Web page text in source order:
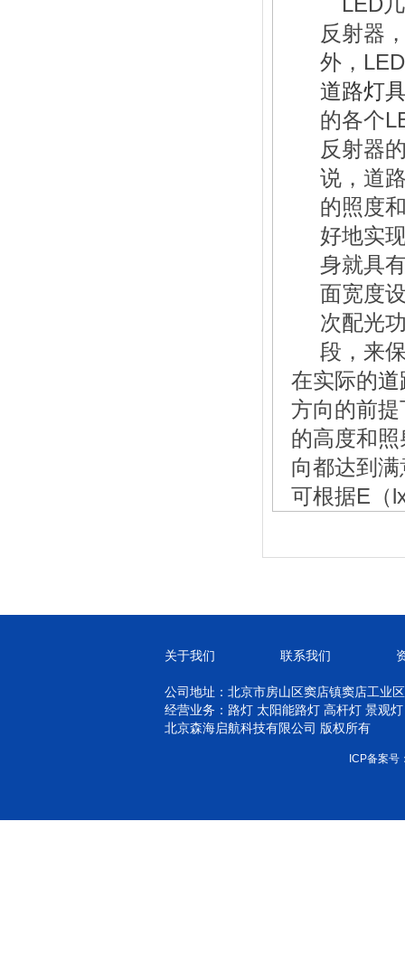
反射器
外，
道路灯
的各个
反射器
说，道
的照度
好地实
身就具
面宽度
次配光
段，来
在实际的道
方向的前
的高度和
向都达到
可根据E（
关于我们 联系我们
公司地址：北京市房山区窦店镇窦店工业
经营业务：路灯 太阳能路灯 高杆灯 景观
北京森海启航科技有限公司 版权所有
ICP备案号